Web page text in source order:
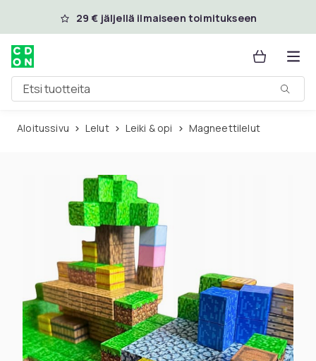
Ohita ja siirry pääsisältöön
29 € jäljellä ilmaiseen toimitukseen
Etsi tuotteita
Aloitussivu Lelut Leiki & opi Magneettilelut